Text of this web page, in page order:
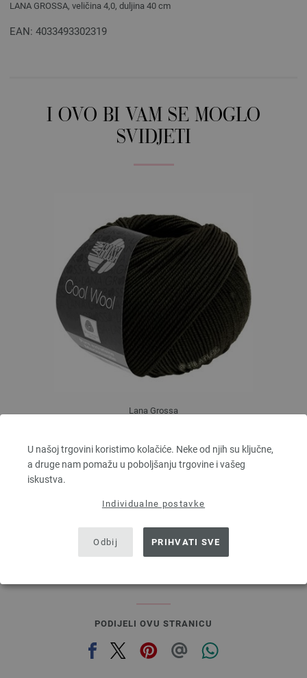
U našoj trgovini koristimo kolačiće. Neke od njih su ključne,
a druge nam pomažu u poboljšanju trgovine i vašeg
iskustva.
Individualne postavke
Odbij PRIHVATI SVE
LANA GROSSA, veličina 4,0, duljina 40 cm
EAN: 4033493302319
I OVO BI VAM SE MOGLO
SVIDJETI
Lana Grossa
100 % Djevicavuna Merino
Dužina: otprilike 160 m / 50 g
Većina igle: 3 - 3,5
6,38 $
next
PODIJELI OVU STRANICU